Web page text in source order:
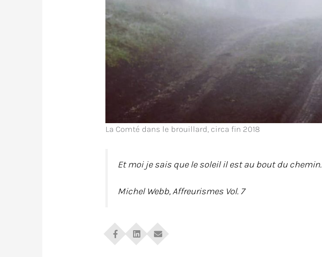
La Comté dans le brouillard, circa fin 2018
Et moi je sais que le soleil il est au bout du chemin.
Michel Webb, Affreurismes Vol. 7